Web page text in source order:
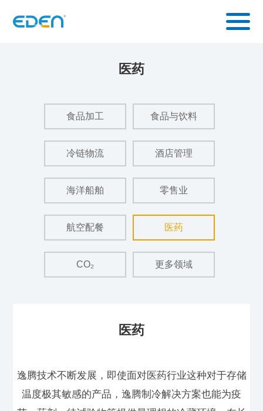
医药
食品加工 食品与饮料
冷链物流 酒店管理
海洋船舶 零售业
航空配餐 医药
CO₂ 更多领域
医药
逸腾技术不断发展，即使面对医药行业这种对于存储
温度极其敏感的产品，逸腾制冷解决方案也能为疫